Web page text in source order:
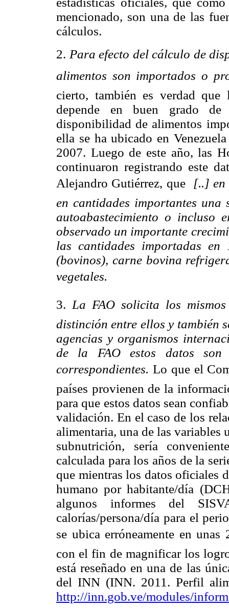
mencionado, son una de las
cálculos.
2. Para efecto del cálculo de
alimentos son importados o
cierto, también es verdad que
depende en buen grado
disponibilidad de alimentos
ella se ha ubicado en
2007. Luego de este año, las
continuaron registrando este
Alejandro Gutiérrez, que  [..] en
en cantidades importantes
autoabastecimiento o incluso
observado un importante
las cantidades importadas
(bovinos), carne bovina
vegetales.
3. La FAO solicita los
distinción entre ellos y también
agencias y organismos
de la FAO estos datos
correspondientes. Lo que el
países provienen de la
para que estos datos sean
validación. En el caso de los
alimentaria, una de las variables
subnutrición, sería
calculada para los años de la
que mientras los datos oficiales
humano por habitante/día
algunos informes del
calorías/persona/día para el
se ubica erróneamente en unas
con el fin de magnificar los
está reseñado en una de las
del INN (INN. 2011. Perfil
http://inn.gob.ve/modules/